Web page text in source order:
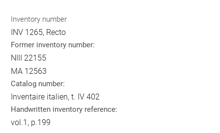
Inventory number
INV 1265, Recto
Former inventory number:
NIII 22155
MA 12563
Catalog number:
Inventaire italien, t. IV 402
Handwritten inventory reference:
vol.1, p.199